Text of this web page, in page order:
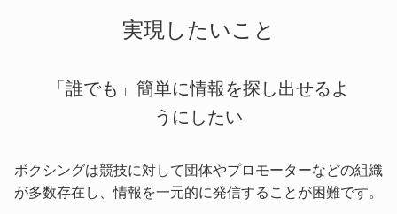
実現したいこと
「誰でも」簡単に情報を探し出せるよ
うにしたい
ボクシングは競技に対して団体やプロモーターなどの組織
が多数存在し、情報を一元的に発信することが困難です。